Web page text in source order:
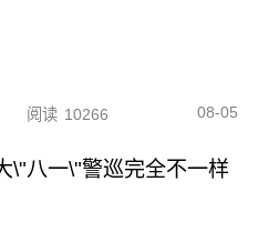
阅读 10266 08-05
\"八一\"警巡完全不一样